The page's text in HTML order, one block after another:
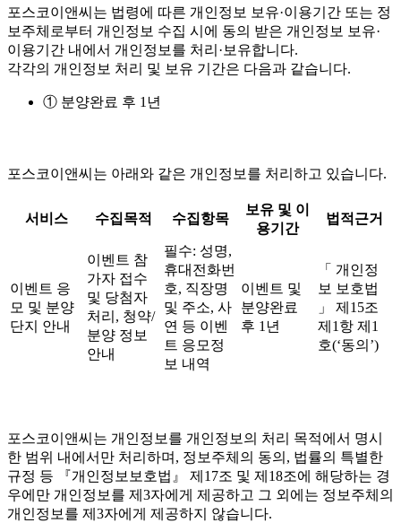
포스코이앤씨는 법령에 따른 개인정보 보유·이용기간 또는 정
보주체로부터 개인정보 수집 시에 동의 받은 개인정보 보유·
이용기간 내에서 개인정보를 처리·보유합니다.
각각의 개인정보 처리 및 보유 기간은 다음과 같습니다.
① 분양완료 후 1년
포스코이앤씨는 아래와 같은 개인정보를 처리하고 있습니다.
서비스 수집목적 수집항목
보유 및 이
용기간
법적근거
이벤트 응
모 및 분양
단지 안내
이벤트 참
가자 접수
및 당첨자
처리, 청약/
분양 정보
안내
필수: 성명,
휴대전화번
호, 직장명
및 주소, 사
연 등 이벤
트 응모정
보 내역
이벤트 및
분양완료
후 1년
「 개인정
보 보호법
」 제15조
제1항 제1
호(‘동의’)
포스코이앤씨는 개인정보를 개인정보의 처리 목적에서 명시
한 범위 내에서만 처리하며, 정보주체의 동의, 법률의 특별한
규정 등 『개인정보보호법』 제17조 및 제18조에 해당하는 경
우에만 개인정보를 제3자에게 제공하고 그 외에는 정보주체의
개인정보를 제3자에게 제공하지 않습니다.